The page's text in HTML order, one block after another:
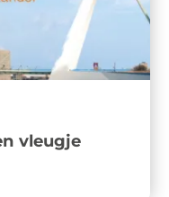
vleugje